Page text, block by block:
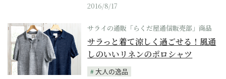
2016/8/17
サライの通販「らくだ屋通信販売部」商品
サラっと着て涼しく過ごせる！風通
しのいいリネンのポロシャツ
大人の逸品